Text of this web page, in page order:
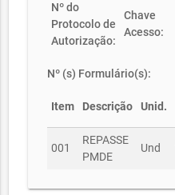
Nº do
Protocolo de
Autorização:
Chave
Acesso:
Nº (s) Formulário(s):
Item Descrição Unid.
001
REPASSE
PMDE
Und